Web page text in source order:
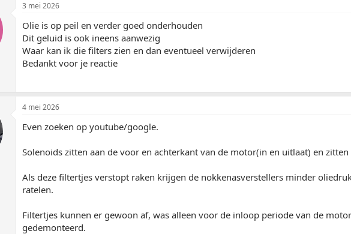
3 mei 2026
Olie is op peil en verder goed onderhouden
Dit geluid is ook ineens aanwezig
Waar kan ik die filters zien en dan eventueel verwijderen
Bedankt voor je reactie
4 mei 2026
Even zoeken op youtube/google.
Solenoids zitten aan de voor en achterkant van de motor(in en uitlaat) en
Als deze filtertjes verstopt raken krijgen de nokkenasverstellers minder
ratelen.
Filtertjes kunnen er gewoon af, was alleen voor de inloop periode van de
gedemonteerd.